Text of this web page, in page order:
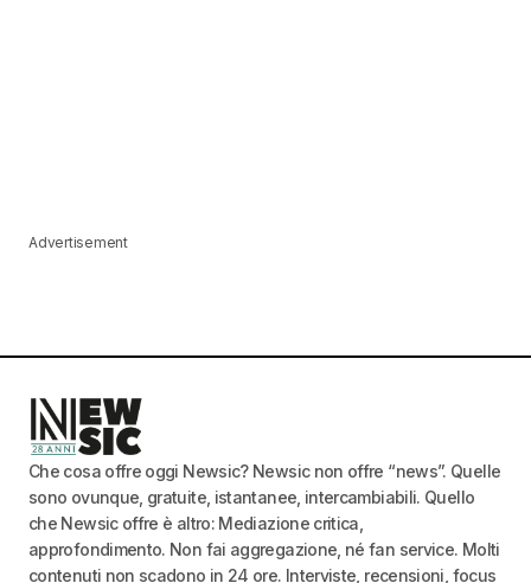
Advertisement
Che cosa offre oggi Newsic? Newsic non offre “news”. Quelle
sono ovunque, gratuite, istantanee, intercambiabili. Quello
che Newsic offre è altro: Mediazione critica,
approfondimento. Non fai aggregazione, né fan service. Molti
contenuti non scadono in 24 ore. Interviste, recensioni, focus